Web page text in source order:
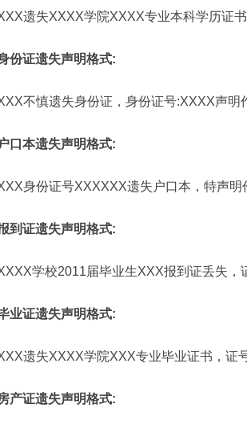
遗失XXXX学院XXXX专业本科学历证
份证遗失声明格式:
不慎遗失身份证，身份证号:XXXX声明
口本遗失声明格式:
身份证号XXXXXX遗失户口本，特声明
到证遗失声明格式:
学校2011届毕业生XXX报到证丢失，
业证遗失声明格式:
遗失XXXX学院XXX专业毕业证书，证
产证遗失声明格式: